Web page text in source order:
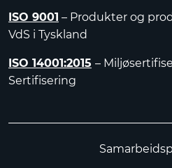
ISO 9001 – Produkter og
VdS i Tyskland
ISO 14001:2015 –
Sertifisering